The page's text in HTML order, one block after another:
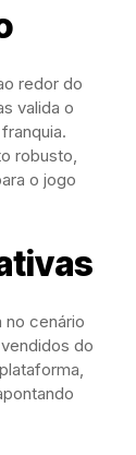
redor do
valida o
robusto,
o jogo
no cenário
do